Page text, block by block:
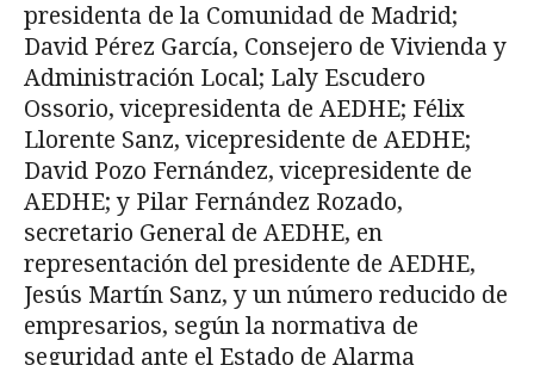
presidenta de la Comunidad de Madrid;
David Pérez García, Consejero de Vivienda y
Administración Local; Laly Escudero
Ossorio, vicepresidenta de AEDHE; Félix
Llorente Sanz, vicepresidente de AEDHE;
David Pozo Fernández, vicepresidente de
AEDHE; y Pilar Fernández Rozado,
secretario General de AEDHE, en
representación del presidente de AEDHE,
Jesús Martín Sanz, y un número reducido de
empresarios, según la normativa de
seguridad ante el Estado de Alarma